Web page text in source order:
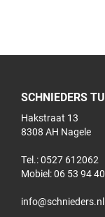
SCHNIEDERS
Hakstraat 13
8308 AH Nagele
Tel.: 0527 612062
Mobiel:06 53 94
info@schnieders.nl